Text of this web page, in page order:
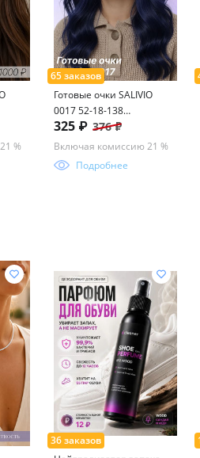
%
Готовые очки SALIVIO
0017 52-18-138
(БЛЮБЛОКЕР)
325 ₽ 376 ₽
Включая комиссию 21 %
Подробнее